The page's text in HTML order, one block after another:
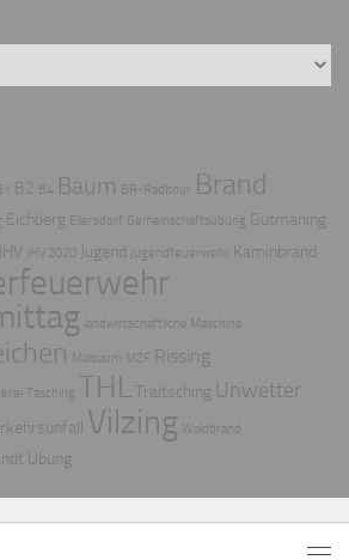
B2 B4 Baum BR-Radltour Brand
Eichberg Ellersdorf Gemeinschaftsübung Gutmaning
JHV JHV 2020 Jugend Jugendfeuerwehr Kaminbrand
landwirtschaftliche Maschine
Maibaum MZF Rissing
Tasching THLTraitsching Unwetter
Vilzing Waldbrand
Übung